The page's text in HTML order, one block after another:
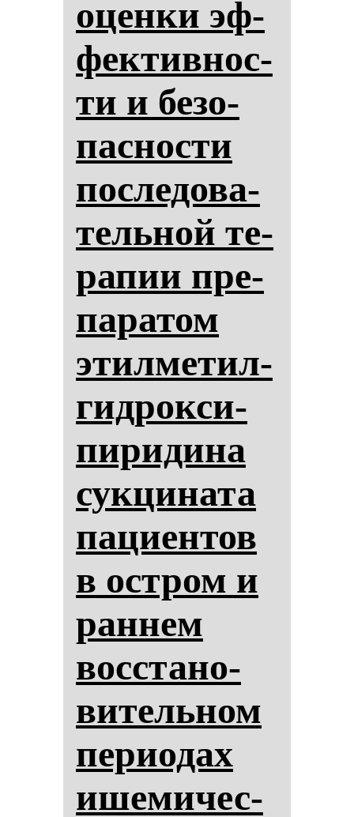
оцен­ки эф­
фек­тив­нос­
ти и бе­зо­
пас­нос­ти
пос­ле­до­ва­
тель­ной те­
ра­пии пре­
па­ра­том
этил­ме­тил­
гид­рок­си­
пи­ри­ди­на
сук­ци­на­та
па­ци­ен­тов
в ос­тром и
ран­нем
вос­ста­но­
ви­тель­ном
пе­ри­одах
ише­ми­чес­